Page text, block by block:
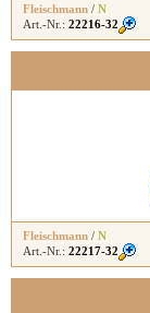
Fleischmann / N
Art.-Nr.: 22216-32
Fleischmann / N
Art.-Nr.: 22217-32